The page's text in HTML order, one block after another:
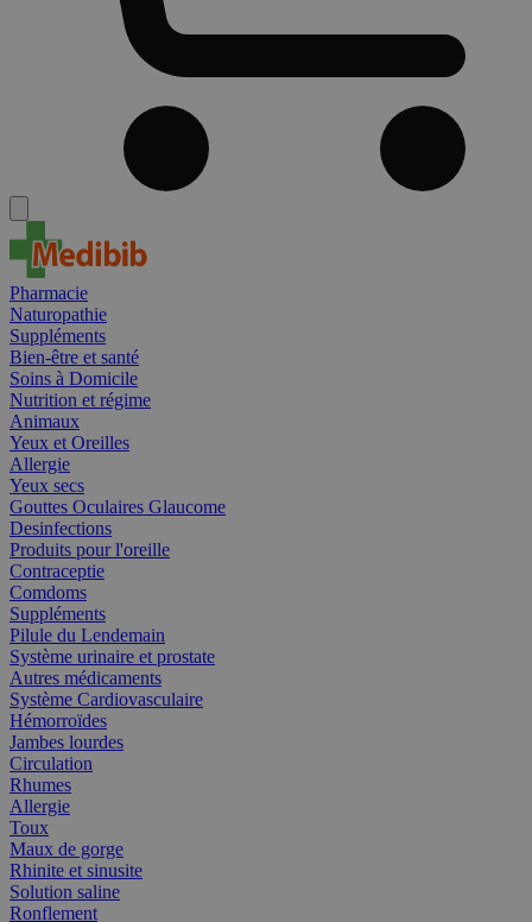
Pharmacie
Naturopathie
Suppléments
Bien-être et santé
Soins à Domicile
Nutrition et régime
Animaux
Yeux et Oreilles
Allergie
Yeux secs
Gouttes Oculaires Glaucome
Desinfections
Produits pour l'oreille
Contraceptie
Comdoms
Suppléments
Pilule du Lendemain
Système urinaire et prostate
Autres médicaments
Système Cardiovasculaire
Hémorroïdes
Jambes lourdes
Circulation
Rhumes
Allergie
Toux
Maux de gorge
Rhinite et sinusite
Solution saline
Ronflement